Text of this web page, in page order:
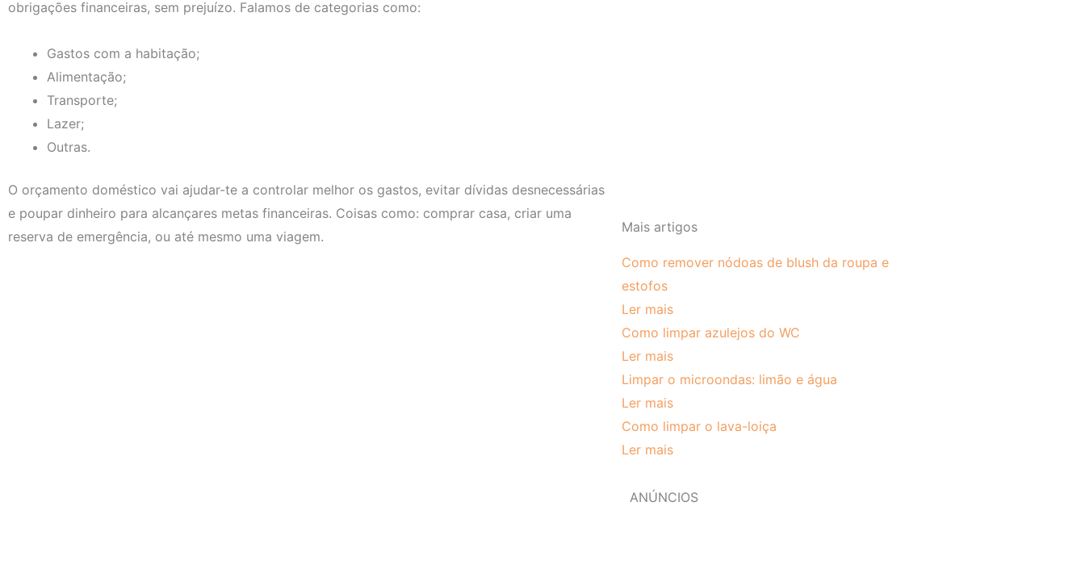
obrigações financeiras, sem prejuízo. Falamos de categorias como:
Gastos com a habitação;
Alimentação;
Transporte;
Lazer;
Outras.
O orçamento doméstico vai ajudar-te a controlar melhor os gastos, evitar dívidas desnecessárias
e poupar dinheiro para alcançares metas financeiras. Coisas como: comprar casa, criar uma
reserva de emergência, ou até mesmo uma viagem.
Mais artigos
Como remover nódoas de blush da roupa e
estofos
Ler mais
Como limpar azulejos do WC
Ler mais
Limpar o microondas: limão e água
Ler mais
Como limpar o lava-loiça
Ler mais
ANÚNCIOS